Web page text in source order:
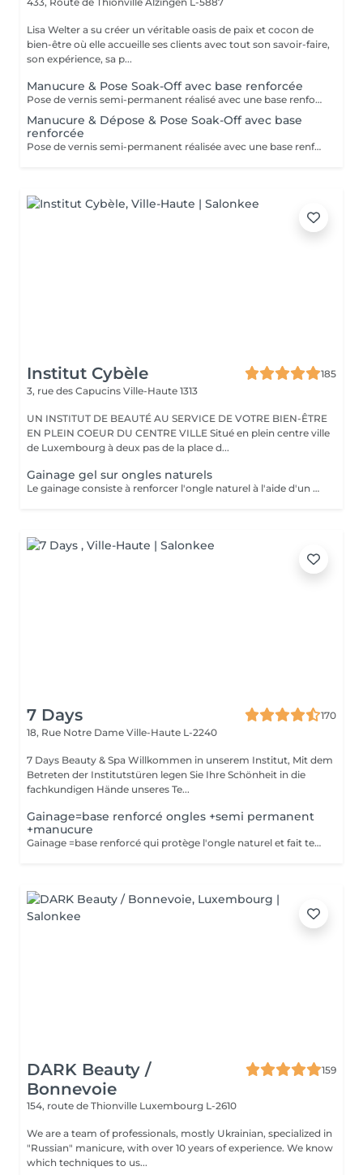
Lisa Welter a su créer un véritable oasis de paix et cocon de
bien-être où elle accueille ses clients avec tout son savoir-faire,
son expérience, sa p...
Manucure & Pose Soak-Off avec base renforcée
Pose de vernis semi-permanent réalisé avec une base renforcée pour une meilleure tenue et une protection optimale de l'ongle.
Manucure & Dépose & Pose Soak-Off avec base
renforcée
Pose de vernis semi-permanent réalisée avec une base renforcée pour une meilleure tenue et une protection optimale de l'ongle. Se retire à l'acetone.
Institut Cybèle
185
3, rue des Capucins Ville-Haute 1313
UN INSTITUT DE BEAUTÉ AU SERVICE DE VOTRE BIEN-ÊTRE
EN PLEIN COEUR DU CENTRE VILLE Situé en plein centre ville
de Luxembourg à deux pas de la place d...
Gainage gel sur ongles naturels
Le gainage consiste à renforcer l'ongle naturel à l'aide d'un gel ou d'une base renforcée, sans rallongement. Il apporte solidité, tenue et un rendu soigné, tout en protégeant l'ongle des cassures.
7 Days
170
18, Rue Notre Dame Ville-Haute L-2240
7 Days Beauty & Spa Willkommen in unserem Institut, Mit dem
Betreten der Institutstüren legen Sie Ihre Schönheit in die
fachkundigen Hände unseres Te...
Gainage=base renforcé ongles +semi permanent
+manucure
Gainage =base renforcé qui protège l'ongle naturel et fait tenir plus longtemps . Semi-permanente =couleur qui tient 3-4semaines
DARK Beauty /
Bonnevoie
159
154, route de Thionville Luxembourg L-2610
We are a team of professionals, mostly Ukrainian, specialized in
"Russian" manicure, with over 10 years of experience. We know
which techniques to us...